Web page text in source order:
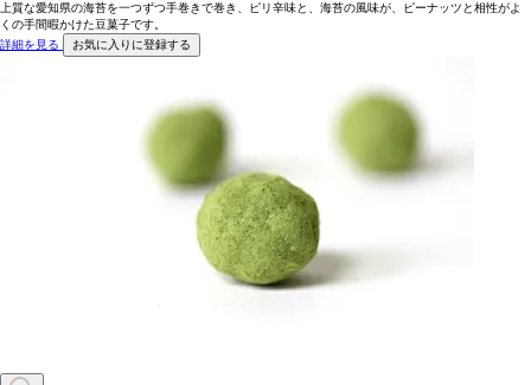
上質な愛知県の海苔を一つずつ手巻きで巻き、ピリ辛味と、海苔の風味が、ピーナッツと相性がよ
くの手間暇かけた豆菓子です。
詳細を見る
お気に入りに登録する